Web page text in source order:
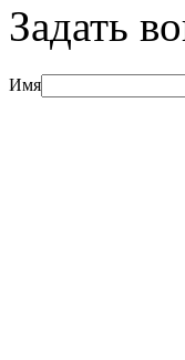
Задать
Имя